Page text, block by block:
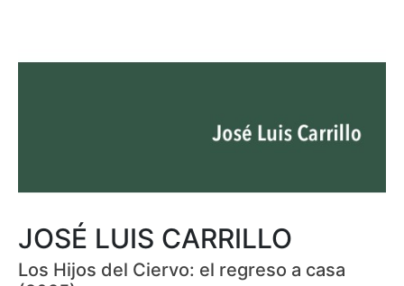
JOSÉ LUIS CARRILLO
Los Hijos del Ciervo: el regreso a casa